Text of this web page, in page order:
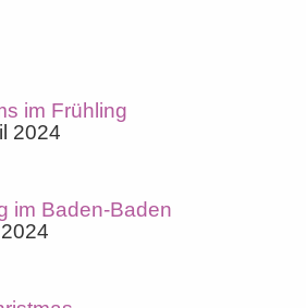
im Frühling
2024
im Baden-Baden